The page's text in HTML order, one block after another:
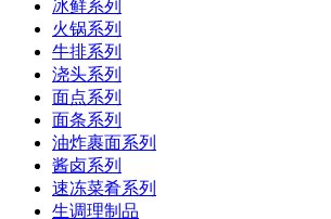
冰鲜系列
火锅系列
牛排系列
浇头系列
面点系列
面条系列
油炸裹面系列
酱卤系列
速冻菜肴系列
生调理制品